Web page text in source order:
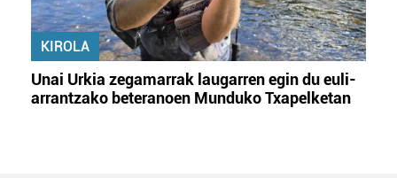
KIROLA
Unai Urkia zegamarrak laugarren egin du euli-
arrantzako beteranoen Munduko Txapelketan